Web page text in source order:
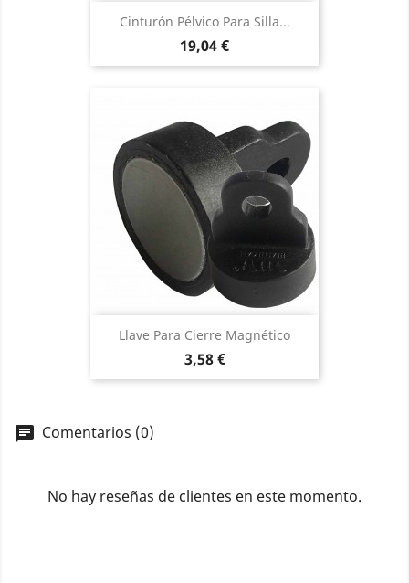
Cinturón Pélvico Para Silla...
Precio
19,04 €
Llave Para Cierre Magnético
Precio
3,58 €
Comentarios (0)
No hay reseñas de clientes en este momento.